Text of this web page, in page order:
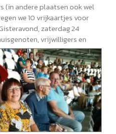
(in andere plaatsen ook wel
we 10 vrijkaartjes voor
zaterdag 24
vrijwilligers en